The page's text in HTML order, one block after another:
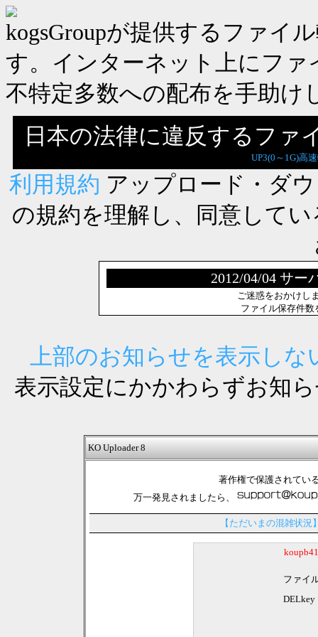
kogsGroupが提供するファイ
す。インターネット上にフ
不特定多数への配布を手助け
日本の法律に違反するファ
UP3(0～1G)高
利用規約 アップロード・ダ
の規約を理解し、同意して
2012/04/04 サー
ご迷惑をおかけし
ファイル保存件
上部のお知らせを表示しな
表示設定にかかわらずお知
KO Uploader 8
著作権で保護されてい
万一発見されましたら、
【ただいまの混雑状況
ファイ
DELkey